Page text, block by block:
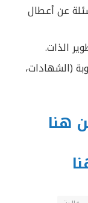
عن أعطال
الذات.
(الشهادات،
هنا